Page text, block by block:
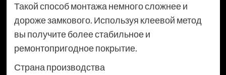
Такой способ монтажа немного сложнее и
дороже замкового. Используя клеевой метод
вы получите более стабильное и
ремонтопригодное покрытие.
Страна производства